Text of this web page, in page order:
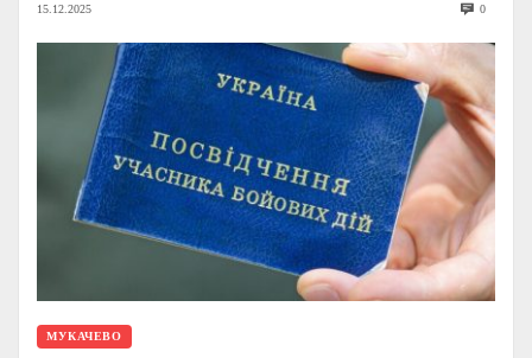
15.12.2025 0
МУКАЧЕВО